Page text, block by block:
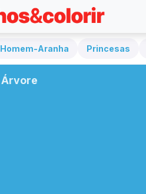
Homem-Aranha Princesas
Árvore